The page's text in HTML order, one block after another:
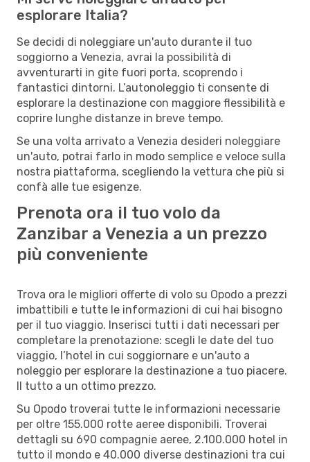
esplorare Italia?
Se decidi di noleggiare un'auto durante il tuo
soggiorno a Venezia, avrai la possibilità di
avventurarti in gite fuori porta, scoprendo i
fantastici dintorni. L’autonoleggio ti consente di
esplorare la destinazione con maggiore flessibilità e
coprire lunghe distanze in breve tempo.
Se una volta arrivato a Venezia desideri noleggiare
un'auto, potrai farlo in modo semplice e veloce sulla
nostra piattaforma, scegliendo la vettura che più si
confà alle tue esigenze.
Prenota ora il tuo volo da
Zanzibar a Venezia a un prezzo
più conveniente
Trova ora le migliori offerte di volo su Opodo a prezzi
imbattibili e tutte le informazioni di cui hai bisogno
per il tuo viaggio. Inserisci tutti i dati necessari per
completare la prenotazione: scegli le date del tuo
viaggio, l’hotel in cui soggiornare e un'auto a
noleggio per esplorare la destinazione a tuo piacere.
Il tutto a un ottimo prezzo.
Su Opodo troverai tutte le informazioni necessarie
per oltre 155.000 rotte aeree disponibili. Troverai
dettagli su 690 compagnie aeree, 2.100.000 hotel in
tutto il mondo e 40.000 diverse destinazioni tra cui